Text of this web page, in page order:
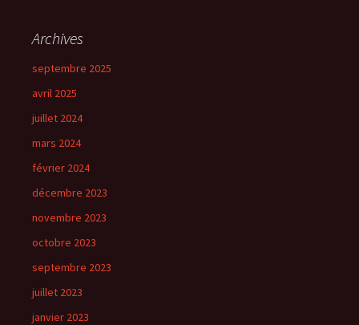
Archives
septembre 2025
avril 2025
juillet 2024
mars 2024
février 2024
décembre 2023
novembre 2023
octobre 2023
septembre 2023
juillet 2023
janvier 2023